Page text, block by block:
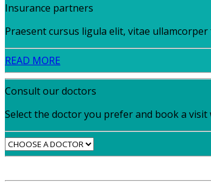
Insurance partners
Praesent cursus ligula elit, vitae
READ MORE
Consult our doctors
Select the doctor you prefer and book a